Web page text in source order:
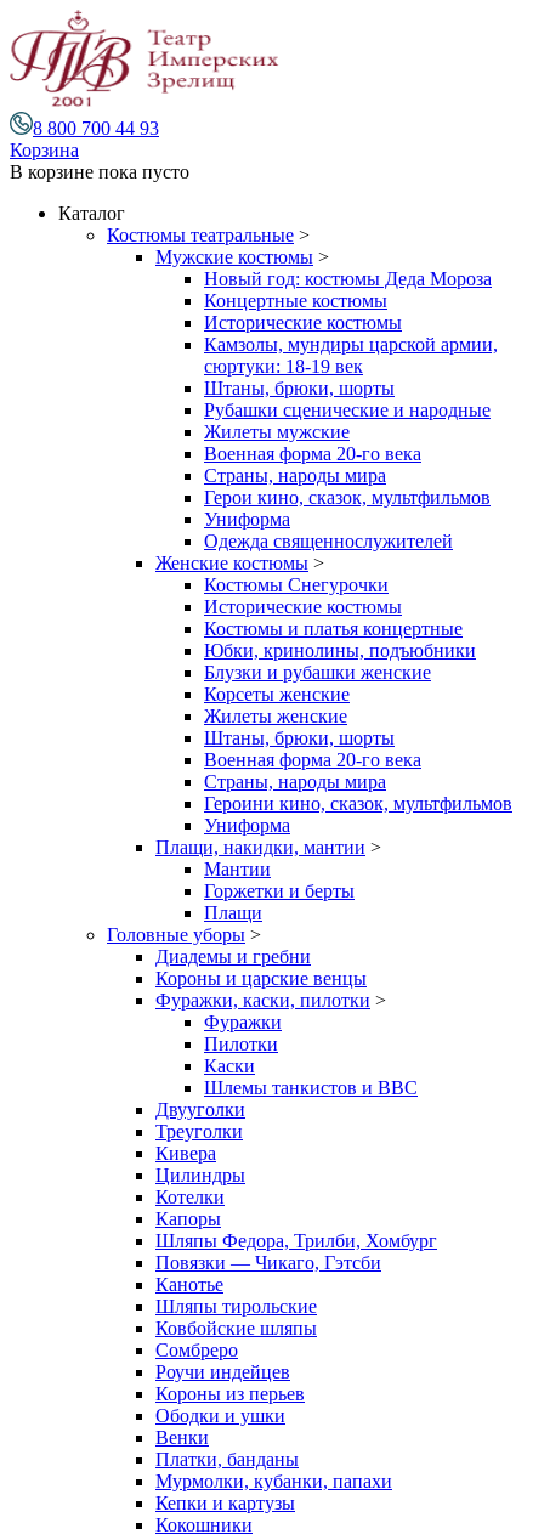
8 800 700 44 93
Корзина
В корзине пока пусто
Каталог
Костюмы театральные >
Мужские костюмы >
Новый год: костюмы Деда Мороза
Концертные костюмы
Исторические костюмы
Камзолы, мундиры царской армии,
сюртуки: 18-19 век
Штаны, брюки, шорты
Рубашки сценические и народные
Жилеты мужские
Военная форма 20-го века
Страны, народы мира
Герои кино, сказок, мультфильмов
Униформа
Одежда священнослужителей
Женские костюмы >
Костюмы Снегурочки
Исторические костюмы
Костюмы и платья концертные
Юбки, кринолины, подъюбники
Блузки и рубашки женские
Корсеты женские
Жилеты женские
Штаны, брюки, шорты
Военная форма 20-го века
Страны, народы мира
Героини кино, сказок, мультфильмов
Униформа
Плащи, накидки, мантии >
Мантии
Горжетки и берты
Плащи
Головные уборы >
Диадемы и гребни
Короны и царские венцы
Фуражки, каски, пилотки >
Фуражки
Пилотки
Каски
Шлемы танкистов и ВВС
Двууголки
Треуголки
Кивера
Цилиндры
Котелки
Капоры
Шляпы Федора, Трилби, Хомбург
Повязки — Чикаго, Гэтсби
Канотье
Шляпы тирольские
Ковбойские шляпы
Сомбреро
Роучи индейцев
Короны из перьев
Ободки и ушки
Венки
Платки, банданы
Мурмолки, кубанки, папахи
Кепки и картузы
Кокошники